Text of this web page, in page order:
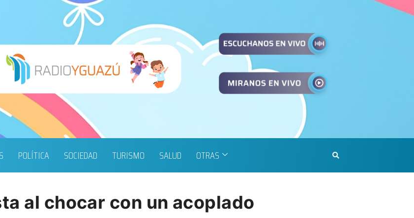
POLÍTICA SOCIEDAD TURISMO SALUD OTRAS
al chocar con un acoplado